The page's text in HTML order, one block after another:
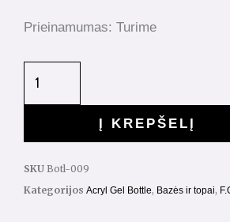
Prieinamumas: Turime
Į KREPŠELĮ
SKU Botl-009
Kategorijos Acryl Gel Bottle, Bazės ir topai,